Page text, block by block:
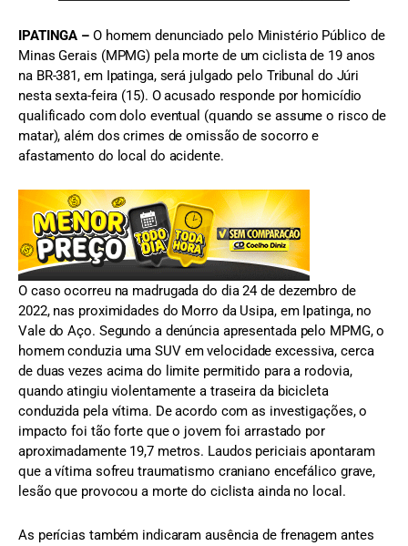
IPATINGA – O homem denunciado pelo Ministério Público de
Minas Gerais (MPMG) pela morte de um ciclista de 19 anos
na BR-381, em Ipatinga, será julgado pelo Tribunal do Júri
nesta sexta-feira (15). O acusado responde por homicídio
qualificado com dolo eventual (quando se assume o risco de
matar), além dos crimes de omissão de socorro e
afastamento do local do acidente.
O caso ocorreu na madrugada do dia 24 de dezembro de
2022, nas proximidades do Morro da Usipa, em Ipatinga, no
Vale do Aço. Segundo a denúncia apresentada pelo MPMG, o
homem conduzia uma SUV em velocidade excessiva, cerca
de duas vezes acima do limite permitido para a rodovia,
quando atingiu violentamente a traseira da bicicleta
conduzida pela vítima. De acordo com as investigações, o
impacto foi tão forte que o jovem foi arrastado por
aproximadamente 19,7 metros. Laudos periciais apontaram
que a vítima sofreu traumatismo craniano encefálico grave,
lesão que provocou a morte do ciclista ainda no local.
As perícias também indicaram ausência de frenagem antes